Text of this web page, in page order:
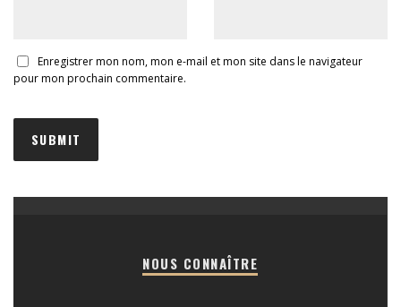
Enregistrer mon nom, mon e-mail et mon site dans le navigateur
pour mon prochain commentaire.
NOUS CONNAÎTRE